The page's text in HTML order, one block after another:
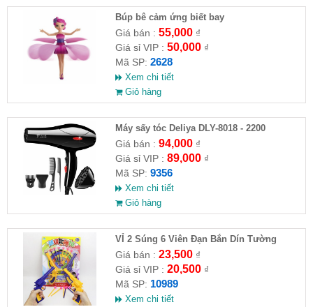
​Búp bê cảm ứng biết bay
Giá bán : 55,000₫
Giá sỉ VIP : 50,000₫
Mã SP: 2628
Xem chi tiết
Giỏ hàng
Máy sấy tóc Deliya DLY-8018 - 2200
Giá bán : 94,000₫
Giá sỉ VIP : 89,000₫
Mã SP: 9356
Xem chi tiết
Giỏ hàng
VỈ 2 Súng 6 Viên Đạn Bắn Dín Tường
Giá bán : 23,500₫
Giá sỉ VIP : 20,500₫
Mã SP: 10989
Xem chi tiết